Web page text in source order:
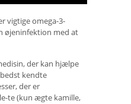
vigtige omega-3-
øjeninfektion med at
der kan hjælpe
kendte
der er
te (kun ægte kamille,